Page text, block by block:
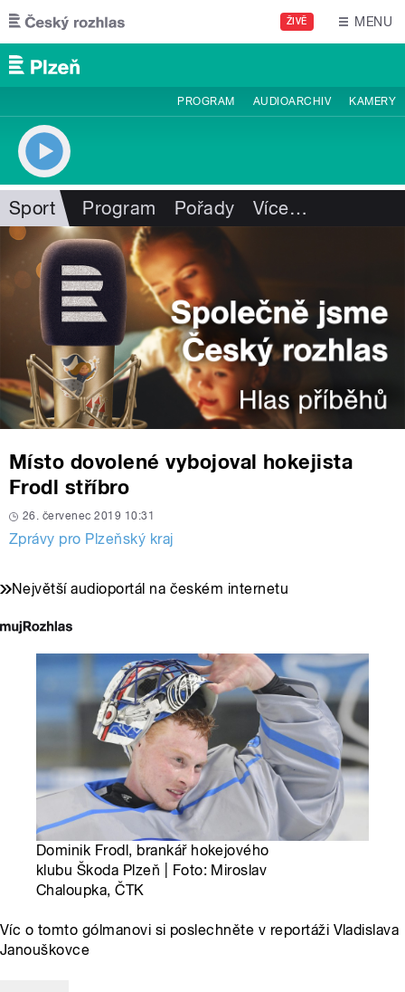
Přejít k hlavnímu obsahu
ŽIVĚ MENU
PROGRAM AUDIOARCHIV KAMERY
Sport Program Pořady Více…
Místo dovolené vybojoval hokejista
Frodl stříbro
26. červenec 2019 10:31
Zprávy pro Plzeňský kraj
Největší audioportál na českém internetu
Dominik Frodl, brankář hokejového
klubu Škoda Plzeň | Foto: Miroslav
Chaloupka, ČTK
Víc o tomto gólmanovi si poslechněte v reportáži Vladislava
Janouškovce